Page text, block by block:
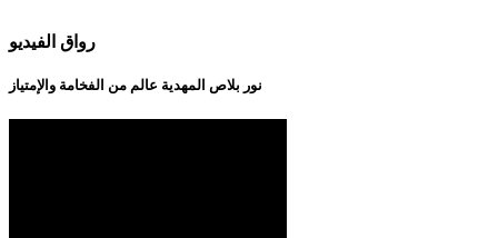
رواق الفيديو
نور بلاص المهدية عالم من الفخامة والإمتياز